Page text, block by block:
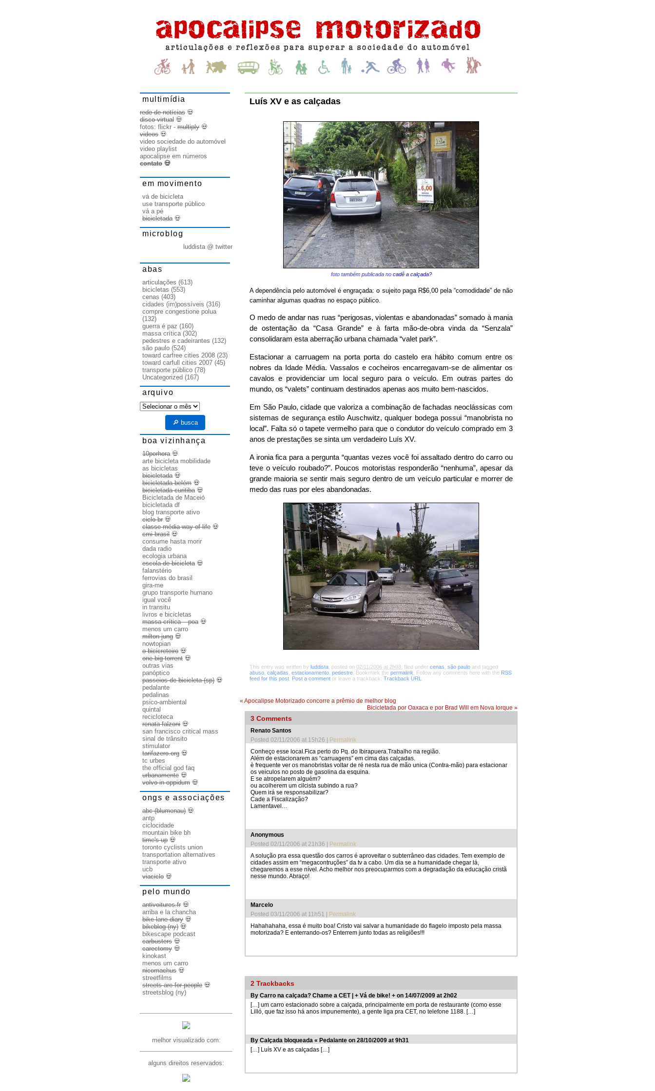
Luís XV e as calçadas
foto também publicada no cadê a calçada?
A dependência pelo automóvel é engraçada: o sujeito paga R$6,00 pela “comodidade” de não
caminhar algumas quadras no espaço público.
O medo de andar nas ruas “perigosas, violentas e abandonadas” somado à mania
de ostentação da “Casa Grande” e à farta mão-de-obra vinda da “Senzala”
consolidaram esta aberração urbana chamada “valet park”.
Estacionar a carruagem na porta porta do castelo era hábito comum entre os
nobres da Idade Média. Vassalos e cocheiros encarregavam-se de alimentar os
cavalos e providenciar um local seguro para o veículo. Em outras partes do
mundo, os “valets” continuam destinados apenas aos muito bem-nascidos.
Em São Paulo, cidade que valoriza a combinação de fachadas neoclássicas com
sistemas de segurança estilo Auschwitz, qualquer bodega possui “manobrista no
local”. Falta só o tapete vermelho para que o condutor do veículo comprado em 3
anos de prestações se sinta um verdadeiro Luís XV.
A ironia fica para a pergunta “quantas vezes você foi assaltado dentro do carro ou
teve o veículo roubado?”. Poucos motoristas responderão “nenhuma”, apesar da
grande maioria se sentir mais seguro dentro de um veículo particular e morrer de
medo das ruas por eles abandonadas.
This entry was written by luddista , posted on 02/11/2006 at 2h03 , filed under cenas são paulo and tagged
abuso calçadas estacionamento pedestre . Bookmark the permalink . Follow any comments here with the RSS
feed for this post Post a comment or leave a trackback: Trackback URL
« Apocalipse Motorizado concorre a prêmio de melhor blog
Bicicletada por Oaxaca e por Brad Will em Nova Iorque »
3 Comments
Renato Santos
Posted 02/11/2006 at 15h26 | Permalink
Conheço esse local.Fica perto do Pq. do Ibirapuera.Trabalho na região.
Além de estacionarem as “carruagens” em cima das calçadas.
è frequente ver os manobristas voltar de ré nesta rua de mão unica (Contra-mão) para estacionar
os veiculos no posto de gasolina da esquina.
E se atropelarem alguém?
ou acolherem um cilcista subindo a rua?
Quem irá se responsabilizar?
Cade a Fiscalização?
Lamentavel…
Anonymous
Posted 02/11/2006 at 21h36 | Permalink
A solução pra essa questão dos carros é aproveitar o subterrâneo das cidades. Tem exemplo de
cidades assim em “megacontruções” da tv a cabo. Um dia se a humanidade chegar lá,
chegaremos a esse nível. Acho melhor nos preocuparmos com a degradação da educação cristã
nesse mundo. Abraço!
Marcelo
Posted 03/11/2006 at 11h51 | Permalink
Hahahahaha, essa é muito boa! Cristo vai salvar a humanidade do flagelo imposto pela massa
motorizada? E enterrando-os? Enterrem junto todas as religiões!!!
2 Trackbacks
By Carro na calçada? Chame a CET | + Vá de bike! + on 14/07/2009 at 2h02
[…] um carro estacionado sobre a calçada, principalmente em porta de restaurante (como esse
Lilló, que faz isso há anos impunemente), a gente liga pra CET, no telefone 1188. […]
By Calçada bloqueada « Pedalante on 28/10/2009 at 9h31
[…] Luís XV e as calçadas […]
multimídia
rede de notícias 💀
disco virtual 💀
fotos: flickr - multiply 💀
videos 💀
video sociedade do automóvel
video playlist
apocalipse em números
contato 💀
em movimento
vá de bicicleta
use transporte público
vá a pé
bicicletada💀
microblog
luddista @ twitter
abas
articulações (613)
bicicletas (553)
cenas (403)
cidades (im)possíveis (316)
compre congestione polua
(132)
guerra é paz (160)
massa crítica(302)
pedestres e cadeirantes (132)
são paulo (524)
toward carfree cities 2008 (23)
toward carfull cities 2007 (45)
transporte público (78)
Uncategorized (167)
arquivo
arquivo
🔎 busca
boa vizinhança
10porhora💀
arte bicicleta mobilidade
as bicicletas
bicicletada💀
bicicletada belém 💀
bicicletada curitiba💀
Bicicletada de Maceió
bicicletada df
blog transporte ativo
ciclo br 💀
classe média way of life 💀
cmi brasil 💀
consume hasta morir
dada radio
ecologia urbana
escola de bicicleta💀
falanstério
ferrovias do brasil
gira-me
grupo transporte humano
igual você
in transitu
livros e bicicletas
massa crítica – poa💀
menos um carro
milton jung 💀
nowtopian
o bicicreteiro 💀
one big torrent 💀
outras vias
panóptico
passeios de bicicleta (sp) 💀
pedalante
pedalinas
psico-ambiental
quintal
recicloteca
renata falzoni 💀
san francisco critical mass
sinal de trânsito
stimulator
tarifazero.org 💀
tc urbes
the official god faq
urbanamente 💀
volvo in oppidum 💀
ongs e associações
abc (blumenau) 💀
antp
ciclocidade
mountain bike bh
time's up 💀
toronto cyclists union
transportation alternatives
transporte ativo
ucb
viaciclo 💀
pelo mundo
antivoitures.fr 💀
arriba e la chancha
bike lane diary 💀
bikeblog (ny) 💀
bikescape podcast
carbusters 💀
carectomy 💀
kinokast
menos um carro
nicomachus 💀
streetfilms
streets are for people 💀
streetsblog (ny)
melhor visualizado com:
alguns direitos reservados: